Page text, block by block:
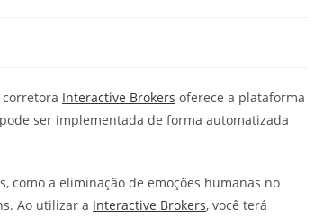
corretora Interactive Brokers oferece a plataforma
pode ser implementada de forma automatizada
como a eliminação de emoções humanas no
Ao utilizar a Interactive Brokers, você terá